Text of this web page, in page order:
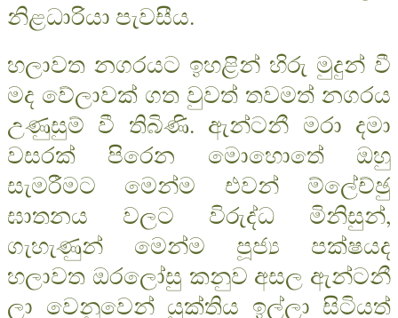
නිළධාරියා පැවසීය.
හලාවත නගරයට ඉහළින් හිරු මුදුන් වී
මද වේලාවක් ගත වුවත් තවමත් නගරය
උණුසුම් වී තිබිණි. ඇන්ටනී මරා දමා
වසරක් පිරෙන මොහොතේ ඔහු
සැමරීමට මෙන්ම එවන් ම්ලේච්ඡු
ඝාතනය වලට විරුද්ධ මිනිසුන්,
ගැහැණුන් මෙන්ම පූජ්‍ය පක්ෂයද
හලාවත ඔරලෝසු කනුව අසල ඇන්ටනී
ලා වෙනුවෙන් යුක්තිය ඉල්ලා සිටියත්